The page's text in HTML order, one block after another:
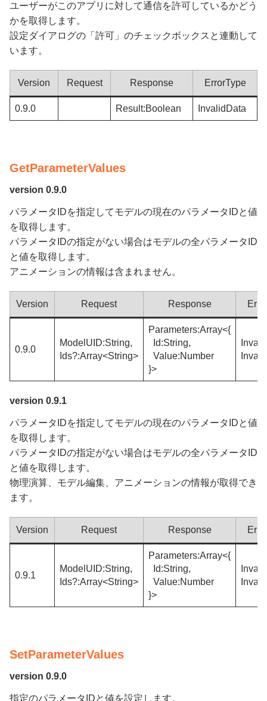
ユーザーがこのアプリに対して通信を許可しているかどう
かを取得します。
設定ダイアログの「許可」のチェックボックスと連動して
います。
Version Request Response ErrorType
0.9.0 Result:Boolean InvalidData
GetParameterValues
version 0.9.0
パラメータIDを指定してモデルの現在のパラメータIDと値
を取得します。
パラメータIDの指定がない場合はモデルの全パラメータID
と値を取得します。
アニメーションの情報は含まれません。
Version Request Response
0.9.0
ModelUID:String,
Ids?:Array<String>
Parameters:Array<{
Id:String,
Value:Number
}>
version 0.9.1
パラメータIDを指定してモデルの現在のパラメータIDと値
を取得します。
パラメータIDの指定がない場合はモデルの全パラメータID
と値を取得します。
物理演算、モデル編集、アニメーションの情報が取得でき
ます。
Version Request Response
0.9.1
ModelUID:String,
Ids?:Array<String>
Parameters:Array<{
Id:String,
Value:Number
}>
SetParameterValues
version 0.9.0
指定のパラメータIDと値を設定します。